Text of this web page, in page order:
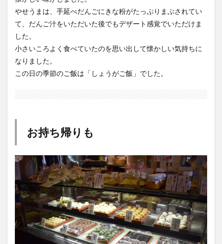
した。
小さいころよく食べていたのを思い出して懐かしい気持ちに
なりました。
この日の季節のご飯は「しょうがご飯」でした。